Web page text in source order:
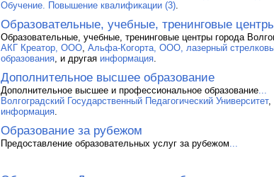
Обучение. Повышение квалификации (3).
Образовательные, учебные, тренинговые
Образовательные, учебные, тренинговые центры города
АКГ Креатор, ООО, Альфа-Когорта, ООО, лазерный
образования, и другая информация.
Дополнительное высшее образование
Дополнительное высшее и профессиональное образование...
Волгоградский Государственный Педагогический Университет,
информация.
Образование за рубежом
Предоставление образовательных услуг за рубежом...